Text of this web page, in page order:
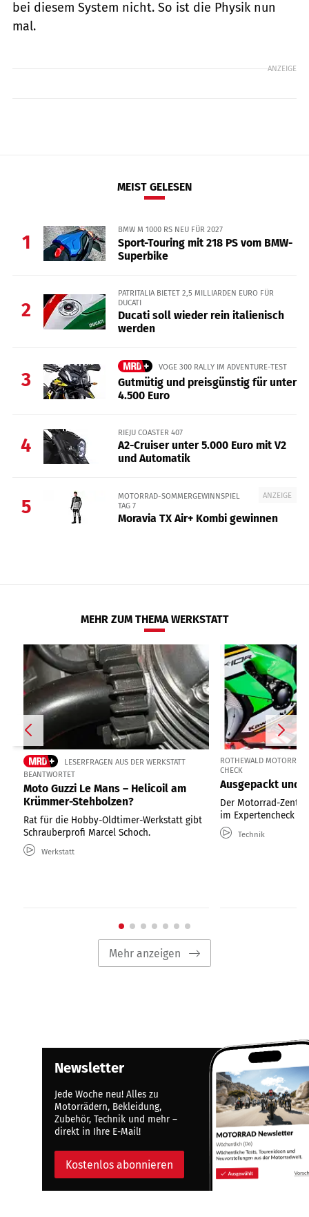
bei diesem System nicht. So ist die Physik nun
mal.
ANZEIGE
MEIST GELESEN
1
BMW M 1000 RS NEU FÜR 2027
Sport-Touring mit 218 PS vom BMW-
Superbike
2
PATRITALIA BIETET 2,5 MILLIARDEN EURO FÜR
DUCATI
Ducati soll wieder rein italienisch
werden
3
VOGE 300 RALLY IM ADVENTURE-TEST
Gutmütig und preisgünstig für unter
4.500 Euro
4
RIEJU COASTER 407
A2-Cruiser unter 5.000 Euro mit V2
und Automatik
5
ANZEIGE
MOTORRAD-SOMMERGEWINNSPIEL
TAG 7
Moravia TX Air+ Kombi gewinnen
MEHR ZUM THEMA WERKSTATT
LESERFRAGEN AUS DER WERKSTATT
BEANTWORTET
Moto Guzzi Le Mans – Helicoil am
Krümmer-Stehbolzen?
Rat für die Hobby-Oldtimer-Werkstatt gibt
Schrauberprofi Marcel Schoch.
Werkstatt
ROTHEWALD
CHECK
Ausgepackt und
Der Motorrad-
im Expertencheck
Technik
Mehr anzeigen
Newsletter
Jede Woche neu! Alles zu
Motorrädern, Bekleidung,
Zubehör, Technik und mehr –
direkt in Ihre E-Mail!
Kostenlos abonnieren